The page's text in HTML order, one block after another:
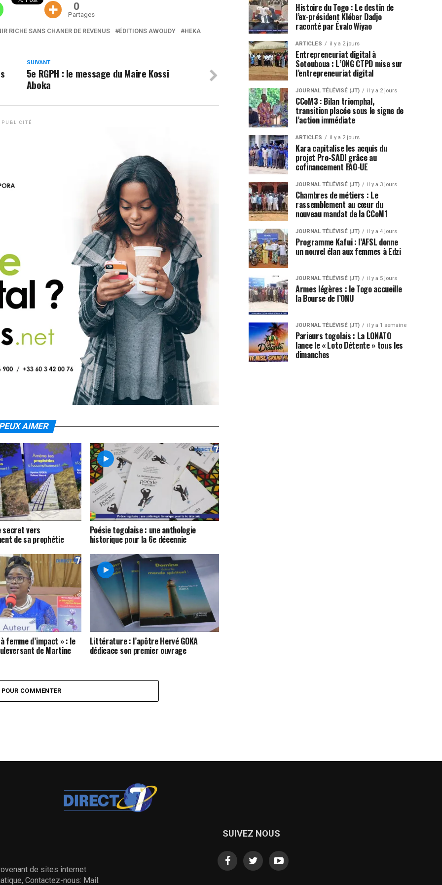
0
Partages
RICHE SANS CHANER DE REVENUS ÉDITIONS AWOUDY HEKA
SUIVANT
5e RGPH : le message du Maire Kossi
Aboka
PUBLICITÉ
AIMER
vers
de sa prophétie
Poésie togolaise : une anthologie
historique pour la 6e décennie
femme d’impact » : le
de Martine
Littérature : l’apôtre Hervé GOKA
dédicace son premier ouvrage
COMMENTER
Histoire du Togo : Le destin de
l’ex-président Kléber Dadjo
raconté par Évalo Wiyao
ARTICLES il y a 2 jours
Entrepreneuriat digital à
Sotouboua : L’ONG CTPD mise sur
l’entrepreneuriat digital
JOURNAL TÉLÉVISÉ (JT) il y a 2 jours
CCoM3 : Bilan triomphal,
transition placée sous le signe de
l’action immédiate
ARTICLES il y a 2 jours
Kara capitalise les acquis du
projet Pro-SADI grâce au
cofinancement FAO-UE
JOURNAL TÉLÉVISÉ (JT) il y a 3 jours
Chambres de métiers : Le
rassemblement au cœur du
nouveau mandat de la CCoM1
JOURNAL TÉLÉVISÉ (JT) il y a 4 jours
Programme Kafui : l’AFSL donne
un nouvel élan aux femmes à Edzi
JOURNAL TÉLÉVISÉ (JT) il y a 5 jours
Armes légères : le Togo accueille
la Bourse de l’ONU
JOURNAL TÉLÉVISÉ (JT) il y a 1 semaine
Parieurs togolais : La LONATO
lance le « Loto Détente » tous les
dimanches
de sites internet
Contactez-nous: Mail:
SUIVEZ NOUS